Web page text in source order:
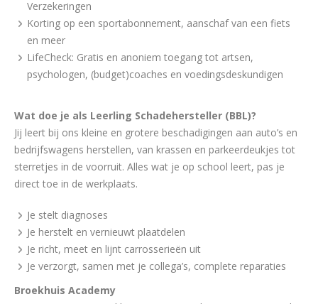
Verzekeringen
Korting op een sportabonnement, aanschaf van een fiets
en meer
LifeCheck: Gratis en anoniem toegang tot artsen,
psychologen, (budget)coaches en voedingsdeskundigen
Wat doe je als Leerling Schadehersteller (BBL)?
Jij leert bij ons kleine en grotere beschadigingen aan auto’s en
bedrijfswagens herstellen, van krassen en parkeerdeukjes tot
sterretjes in de voorruit. Alles wat je op school leert, pas je
direct toe in de werkplaats.
Je stelt diagnoses
Je herstelt en vernieuwt plaatdelen
Je richt, meet en lijnt carrosserieën uit
Je verzorgt, samen met je collega’s, complete reparaties
Broekhuis Academy